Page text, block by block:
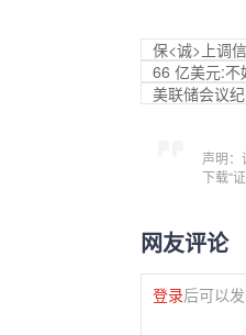
保<诚>上调
66 亿美元:不
美联储会议
声明
下载“
网友评论
登录后可以